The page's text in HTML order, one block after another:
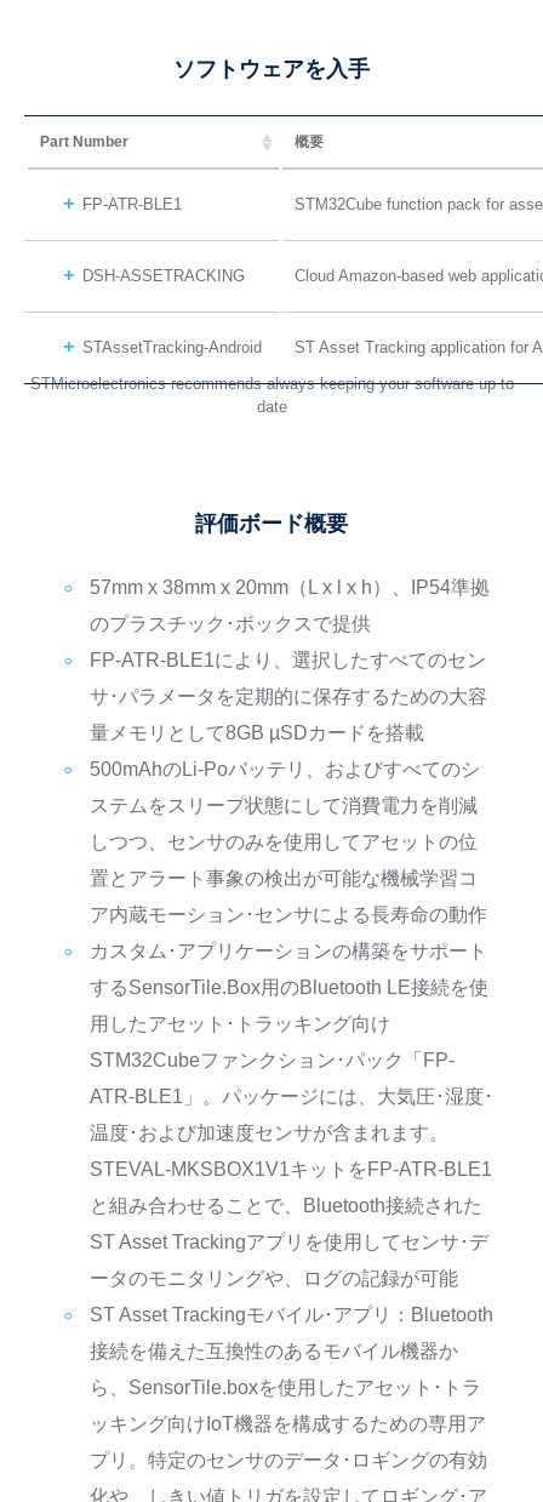
ソフトウェアを入手
Part Number 概要
FP-ATR-BLE1 STM32Cube function pack for
DSH-ASSETRACKING Cloud Amazon-based web
STAssetTracking-Android
ST Asset Tracking application for
STMicroelectronics recommends always keeping your software up to
date
評価ボード概要
57mm x 38mm x 20mm（L x l x h）、IP54準拠
のプラスチック･ボックスで提供
FP-ATR-BLE1により、選択したすべてのセン
サ･パラメータを定期的に保存するための大容
量メモリとして8GB µSDカードを搭載
500mAhのLi-Poバッテリ、およびすべてのシ
ステムをスリープ状態にして消費電力を削減
しつつ、センサのみを使用してアセットの位
置とアラート事象の検出が可能な機械学習コ
ア内蔵モーション･センサによる長寿命の動作
カスタム･アプリケーションの構築をサポート
するSensorTile.Box用のBluetooth LE接続を使
用したアセット･トラッキング向け
STM32Cubeファンクション･パック「FP-
ATR-BLE1」。パッケージには、大気圧･湿度･
温度･および加速度センサが含まれます。
STEVAL-MKSBOX1V1キットをFP-ATR-BLE1
と組み合わせることで、Bluetooth接続された
ST Asset Trackingアプリを使用してセンサ･デ
ータのモニタリングや、ログの記録が可能
ST Asset Trackingモバイル･アプリ：Bluetooth
接続を備えた互換性のあるモバイル機器か
ら、SensorTile.boxを使用したアセット･トラ
ッキング向けIoT機器を構成するための専用ア
プリ。特定のセンサのデータ･ロギングの有効
化や、しきい値トリガを設定してロギング･ア